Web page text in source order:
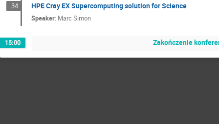
34 HPE Cray EX Supercomputing solution for Science
Speaker: Marc Simon
15:00 Zakończenie